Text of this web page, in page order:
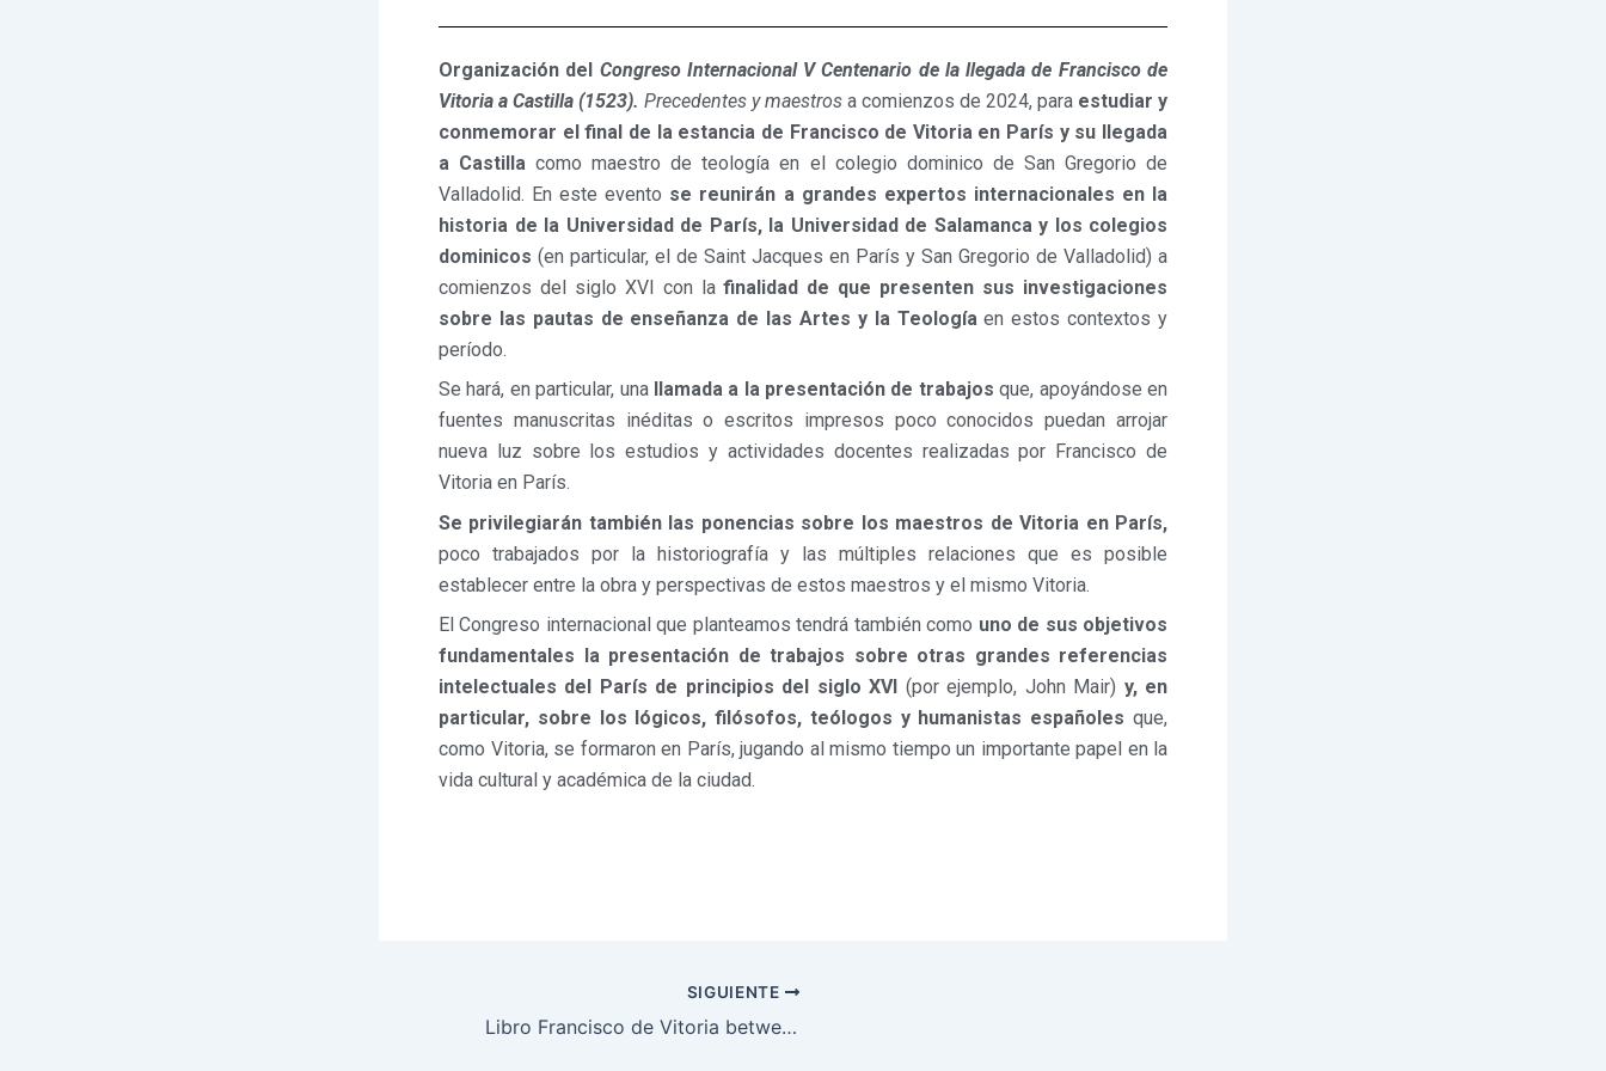
Organización del Congreso Internacional V Centenario de la llegada de Francisco de
Vitoria a Castilla (1523). Precedentes y maestros a comienzos de 2024, para estudiar y
conmemorar el final de la estancia de Francisco de Vitoria en París y su llegada
a Castilla como maestro de teología en el colegio dominico de San Gregorio de
Valladolid. En este evento se reunirán a grandes expertos internacionales en la
historia de la Universidad de París, la Universidad de Salamanca y los colegios
dominicos (en particular, el de Saint Jacques en París y San Gregorio de Valladolid) a
comienzos del siglo XVI con lafinalidad de que presenten sus investigaciones
sobre las pautas de enseñanza de las Artes y la Teologíaen estos contextos y
período.
Se hará, en particular, una
llamada a la presentación de trabajos que, apoyándose en
fuentes manuscritas inéditas o escritos impresos poco conocidos puedan arrojar
nueva luz sobre los estudios y actividades docentes realizadas por Francisco de
Vitoria en París.
Se privilegiarán también las ponencias sobre los maestros de Vitoria en París,
poco trabajados por la historiografía y las múltiples relaciones que es posible
establecer entre la obra y perspectivas de estos maestros y el mismo Vitoria.
El Congreso internacional que planteamos tendrá también como uno de sus objetivos
fundamentales la presentación de trabajos sobre otras grandes referencias
intelectuales del París de principios del siglo XVI (por ejemplo, John Mair) y, en
particular, sobre los lógicos, filósofos, teólogos y humanistas españoles que,
como Vitoria, se formaron en París, jugando al mismo tiempo un importante papel en la
vida cultural y académica de la ciudad.
SIGUIENTE
Libro Francisco de Vitoria between Paris and Salamanca. His Sources, Sparring Partners and the Medieval Background (2025)